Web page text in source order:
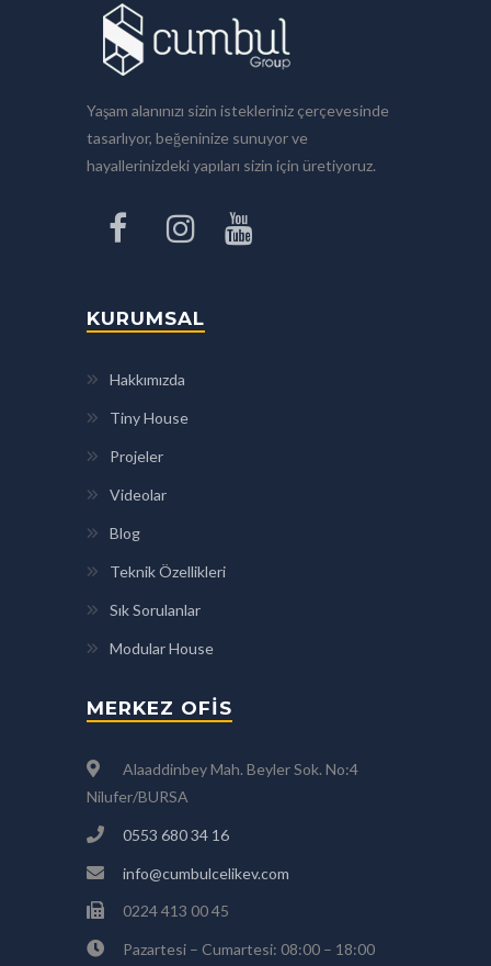
Yaşam alanınızı sizin istekleriniz çerçevesinde
tasarlıyor, beğeninize sunuyor ve
hayallerinizdeki yapıları sizin için üretiyoruz.
KURUMSAL
Hakkımızda
Tiny House
Projeler
Videolar
Blog
Teknik Özellikleri
Sık Sorulanlar
Modular House
MERKEZ OFIS
Alaaddinbey Mah. Beyler Sok. No:4
Nilufer/BURSA
0553 680 34 16
info@cumbulcelikev.com
0224 413 00 45
Pazartesi – Cumartesi: 08:00 – 18:00